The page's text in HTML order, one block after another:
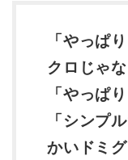
「やっぱ
クロじゃ
「やっぱ
「シンプ
かいドミ